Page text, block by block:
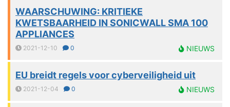
WAARSCHUWING: KRITIEKE
KWETSBAARHEID IN SONICWALL SMA 100
APPLIANCES
2021-12-10 0 NIEUWS
EU breidt regels voor cyberveiligheid uit
2021-12-04 0 NIEUWS